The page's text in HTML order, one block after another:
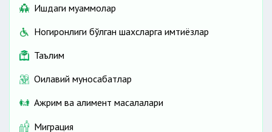
Ишдаги муаммолар
Ногиронлиги бўлган шахсларга имтиёзлар
Таълим
Оилавий муносабатлар
Ажрим ва алимент масалалари
Миграция